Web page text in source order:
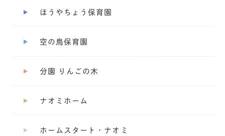
ほうやちょう保育園
空の鳥保育園
分園 りんごの木
ナオミホーム
ホームスタート・ナオミ